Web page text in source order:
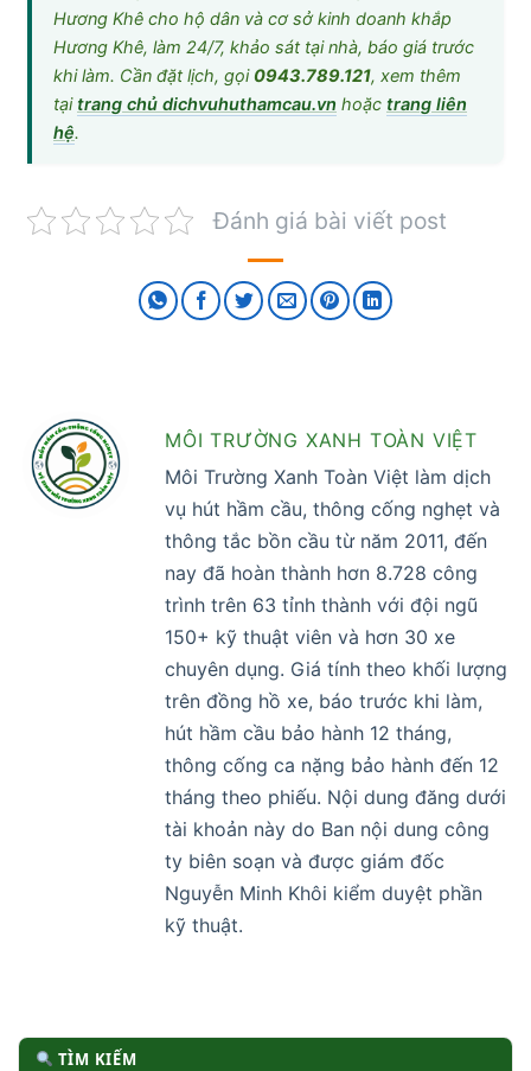
Hương Khê cho hộ dân và cơ sở kinh doanh khắp
Hương Khê, làm 24/7, khảo sát tại nhà, báo giá trước
khi làm. Cần đặt lịch, gọi0943.789.121, xem thêm
tại trang chủ dichvuhuthamcau.vn hoặc trang liên
hệ.
Đánh giá bài viết post
MÔI TRƯỜNG XANH TOÀN VIỆT
Môi Trường Xanh Toàn Việt làm dịch
vụ hút hầm cầu, thông cống nghẹt và
thông tắc bồn cầu từ năm 2011, đến
nay đã hoàn thành hơn 8.728 công
trình trên 63 tỉnh thành với đội ngũ
150+ kỹ thuật viên và hơn 30 xe
chuyên dụng. Giá tính theo khối lượng
trên đồng hồ xe, báo trước khi làm,
hút hầm cầu bảo hành 12 tháng,
thông cống ca nặng bảo hành đến 12
tháng theo phiếu. Nội dung đăng dưới
tài khoản này do Ban nội dung công
ty biên soạn và được giám đốc
Nguyễn Minh Khôi kiểm duyệt phần
kỹ thuật.
TÌM KIẾM